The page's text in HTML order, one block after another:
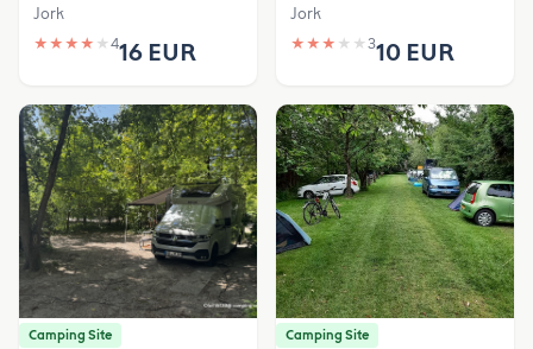
Jork
★ ★ ★ ★ ★ 416 EUR
Jork
★ ★ ★ ★ ★ 310 EUR
Camping Site Camping Site